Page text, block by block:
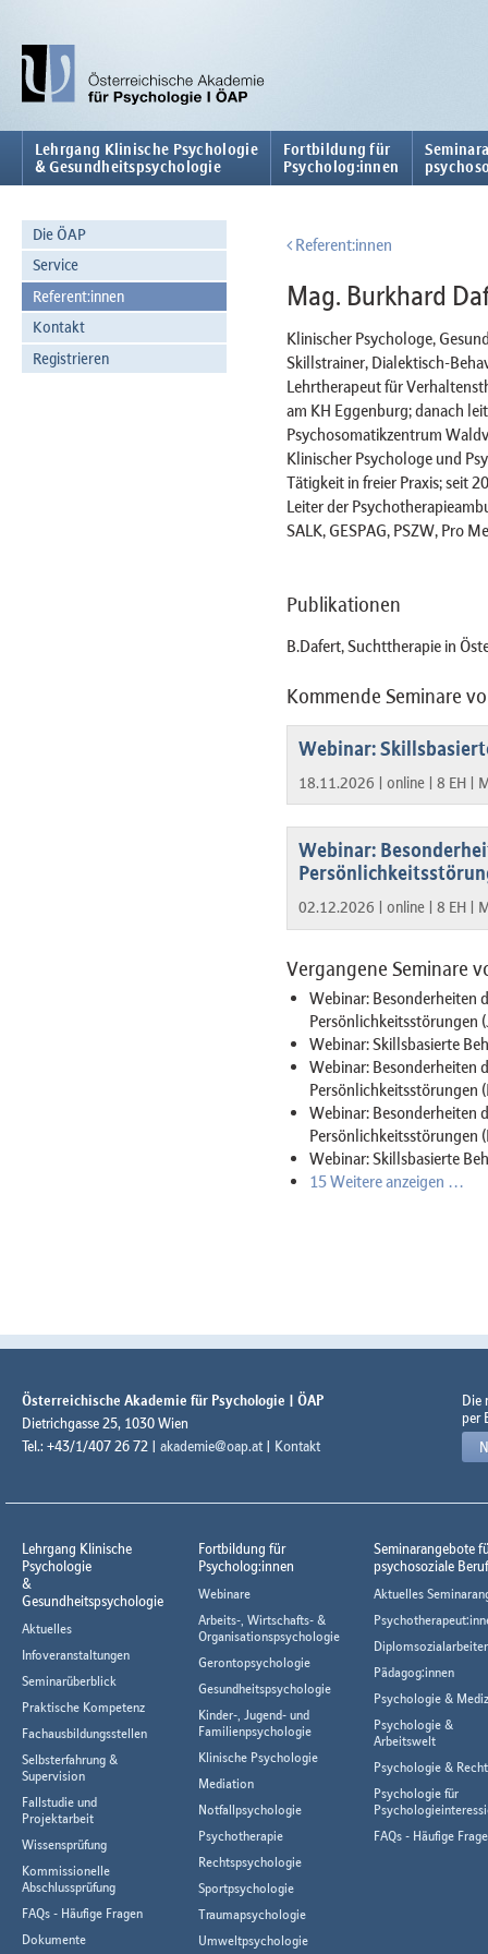
Lehrgang Klinische Psychologie
& Gesundheitspsychologie
Fortbildung für
Psycholog:innen
Die ÖAP
Service
Referent:innen
Kontakt
Registrieren
Referent:innen
Mag. Burkhard
Klinischer Psychologe,
Skillstrainer, Dialektisch-
Lehrtherapeut für
am KH Eggenburg; danach
Psychosomatikzentrum
Klinischer Psychologe und
Tätigkeit in freier Praxis; seit
Leiter der
SALK, GESPAG, PSZW, Pro
Publikationen
B.Dafert, Suchttherapie in
Kommende Seminare
Webinar:
18.11.2026 | online | 8 EH |
Webinar:
02.12.2026 | online | 8 EH |
Vergangene Seminare
Webinar: Besonderheiten
Persönlichkeitsstörungen
Webinar: Skillsbasierte
Webinar: Besonderheiten
Persönlichkeitsstörungen
Webinar: Besonderheiten
Persönlichkeitsstörungen
Webinar: Skillsbasierte
15 Weitere anzeigen …
Österreichische Akademie für Psychologie | ÖAP
Dietrichgasse 25, 1030 Wien
Tel.: +43/1/407 26 72 | akademie@oap.at | Kontakt
Die
per
Lehrgang Klinische
Psychologie
&
Gesundheitspsychologie
Aktuelles
Infoveranstaltungen
Seminarüberblick
Praktische Kompetenz
Fachausbildungsstellen
Selbsterfahrung &
Supervision
Fallstudie und
Projektarbeit
Wissensprüfung
Kommissionelle
Abschlussprüfung
FAQs - Häufige Fragen
Dokumente
Fortbildung für
Psycholog:innen
Webinare
Arbeits-, Wirtschafts- &
Organisationspsychologie
Gerontopsychologie
Gesundheitspsychologie
Kinder-, Jugend- und
Familienpsychologie
Klinische Psychologie
Mediation
Notfallpsychologie
Psychotherapie
Rechtspsychologie
Sportpsychologie
Traumapsychologie
Umweltpsychologie
Seminarangebote
psychosoziale
Aktuelles
Pädagog:innen
Psychologie &
Psychologie &
Arbeitswelt
Psychologie & Recht
Psychologie für
FAQs - Häufige